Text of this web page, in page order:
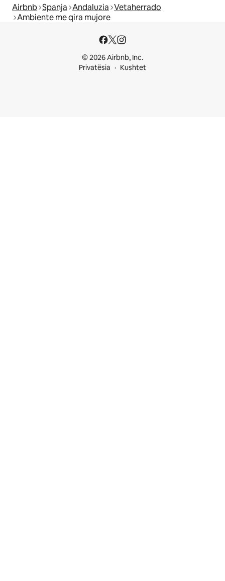
Airbnb Spanja Andaluzia Vetaherrado
Ambiente me qira mujore
© 2026 Airbnb, Inc.
Privatësia
Kushtet